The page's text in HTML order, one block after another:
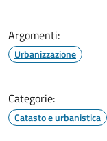
Argomenti:
Urbanizzazione
Categorie:
Catasto e urbanistica